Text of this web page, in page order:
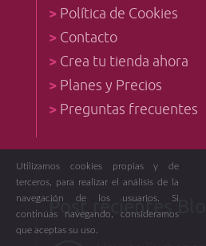
> Política de Cookies
> Contacto
> Crea tu tienda ahora
> Planes y Precios
> Preguntas frecuentes
Post recientes Blog
Utilizamos cookies propias y de
terceros, para realizar el análisis de la
navegación de los usuarios. Si
continúas navegando, consideramos
que aceptas su uso.